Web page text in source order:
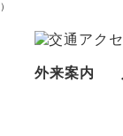
外来案内